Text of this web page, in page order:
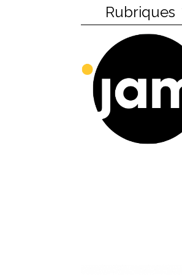
Rubriques